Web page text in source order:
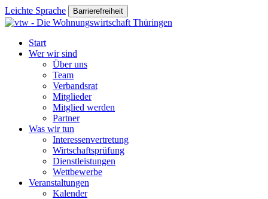
Leichte Sprache Barrierefreiheit
Start
Wer wir sind
Über uns
Team
Verbandsrat
Mitglieder
Mitglied werden
Partner
Was wir tun
Interessenvertretung
Wirtschaftsprüfung
Dienstleistungen
Wettbewerbe
Veranstaltungen
Kalender